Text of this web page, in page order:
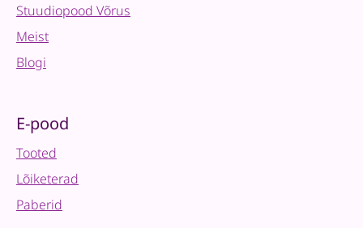
Stuudiopood Võrus
Meist
Blogi
E-pood
Tooted
Lõiketerad
Paberid